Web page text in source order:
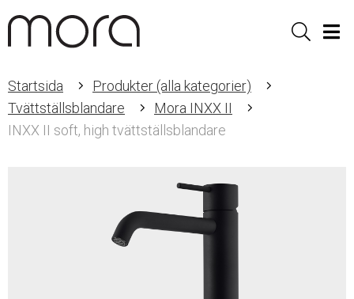
Sök
Startsida
Produkter (alla kategorier)
Tvättställsblandare
Mora INXX II
INXX II soft, high tvättställsblandare